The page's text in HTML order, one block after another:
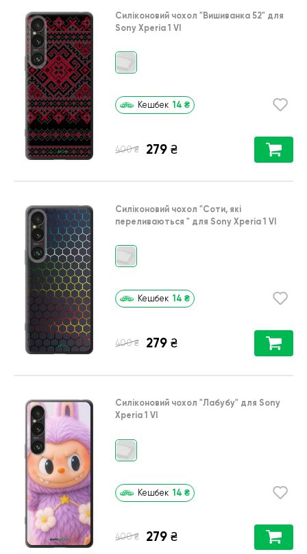
Силіконовий чохол "Вишиванка 52" для
Sony Xperia 1 VI
Кешбек 14 ₴
400 ₴ 279 ₴
Силіконовий чохол "Соти, які
переливаються " для Sony Xperia 1 VI
Кешбек 14 ₴
400 ₴ 279 ₴
Силіконовий чохол "Лабубу" для Sony
Xperia 1 VI
Кешбек 14 ₴
400 ₴ 279 ₴